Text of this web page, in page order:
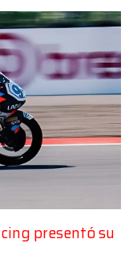
presentó su